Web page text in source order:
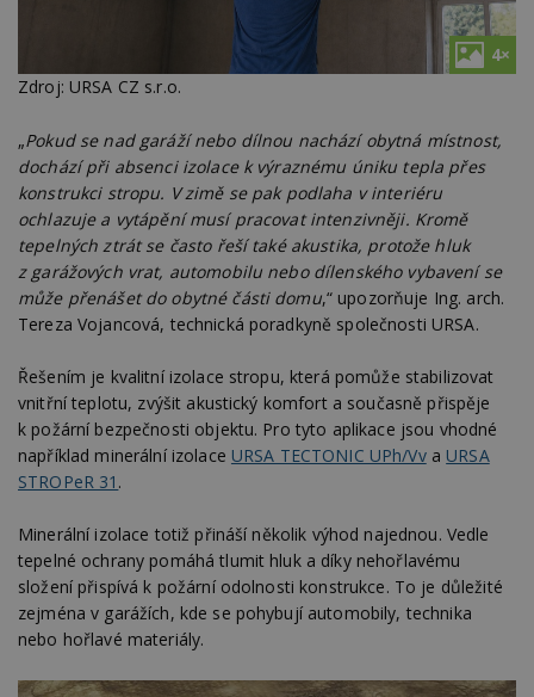
4×
Zdroj: URSA CZ s.r.o.
„Pokud se nad garáží nebo dílnou nachází obytná místnost,
dochází při absenci izolace k výraznému úniku tepla přes
konstrukci stropu. V zimě se pak podlaha v interiéru
ochlazuje a vytápění musí pracovat intenzivněji. Kromě
tepelných ztrát se často řeší také akustika, protože hluk
z garážových vrat, automobilu nebo dílenského vybavení se
může přenášet do obytné části domu,“ upozorňuje Ing. arch.
Tereza Vojancová, technická poradkyně společnosti URSA.
Řešením je kvalitní izolace stropu, která pomůže stabilizovat
vnitřní teplotu, zvýšit akustický komfort a současně přispěje
k požární bezpečnosti objektu. Pro tyto aplikace jsou vhodné
například minerální izolace URSA TECTONIC UPh/Vva URSA
STROPeR 31 .
Minerální izolace totiž přináší několik výhod najednou. Vedle
tepelné ochrany pomáhá tlumit hluk a díky nehořlavému
složení přispívá k požární odolnosti konstrukce. To je důležité
zejména v garážích, kde se pohybují automobily, technika
nebo hořlavé materiály.